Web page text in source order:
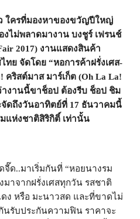
ใครที่มองหาของขวัญปีใหญ่
ไม่พลาดมางาน บงชูร์ เฟรนช์
2017) งานแสดงสินค้า
ทย จัดโดย “หอการค้าฝรั่งเศส-
คริสต์มาส มาร์เก็ต (Oh La La!
างานนี้ขาช็อป ต้องรีบ ช็อป ชิม
ดถึงวันอาทิตย์ที่ 17 ธันวาคมนี้
แห่งชาติสิริกิติ์ เท่านั้น
ด..มาเริ่มกันที่ “หอยนางรม
าจากฝรั่งเศสทุกวัน รสชาติ
หรือ มะนาวสด และที่ขาดไม่
นรับประกันความฟิน ราคาจะ